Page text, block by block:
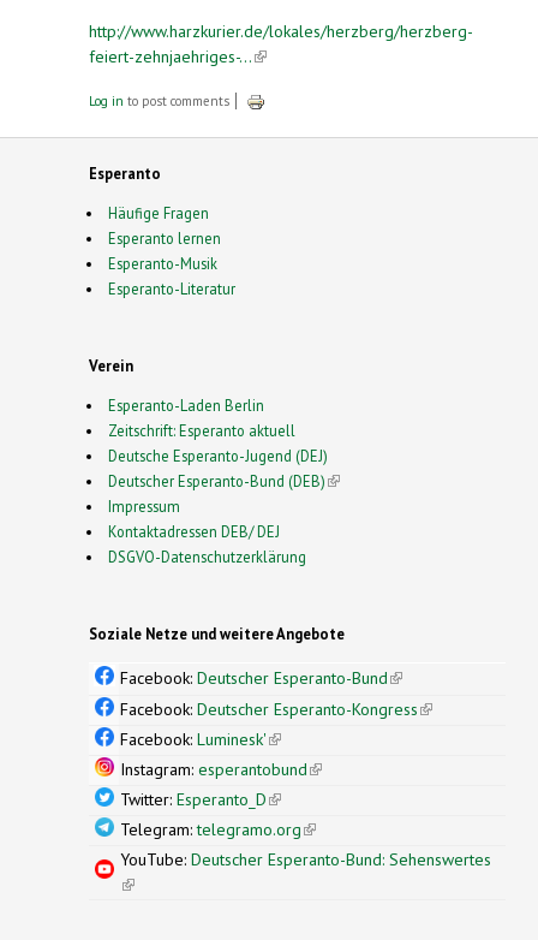
http://www.harzkurier.de/lokales/herzberg/herzberg-
feiert-zehnjaehriges-...(link is external)
Log in to post comments
Esperanto
Häufige Fragen
Esperanto lernen
Esperanto-Musik
Esperanto-Literatur
Verein
Esperanto-Laden Berlin
Zeitschrift: Esperanto aktuell
Deutsche Esperanto-Jugend (DEJ)
Deutscher Esperanto-Bund (DEB)(link is external)
Impressum
Kontaktadressen DEB/ DEJ
DSGVO-Datenschutzerklärung
Soziale Netze und weitere Angebote
Facebook: Deutscher Esperanto-Bund(link is
external)
Facebook: Deutscher Esperanto-Kongress(link is
Facebook: Luminesk'(link is external)
Instagram: esperantobund(link is external)
Twitter: Esperanto_D(link is external)
Telegram:telegramo.org(link is external)
YouTube: Deutscher Esperanto-Bund: Sehenswertes
(link is external)